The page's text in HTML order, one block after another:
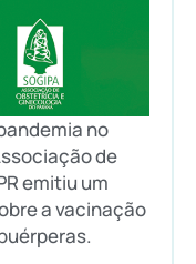
no
de
emitiu um
a vacinação